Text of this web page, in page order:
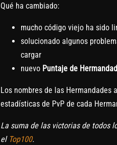
Qué ha cambiado:
mucho código viejo ha sido
solucionado algunos
cargar
nuevo Puntaje de Hermandad
Los nombres de las Hermandades
estadísticas de PvP de cada
La suma de las victorias de todos
el Top100.